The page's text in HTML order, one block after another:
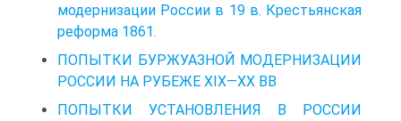
модернизации России в 19 в. Крестьянская
реформа 1861.
ПОПЫТКИ БУРЖУАЗНОЙ МОДЕРНИЗАЦИИ
РОССИИ НА РУБЕЖЕ XIX—XX ВВ
ПОПЫТКИ УСТАНОВЛЕНИЯ В РОССИИ